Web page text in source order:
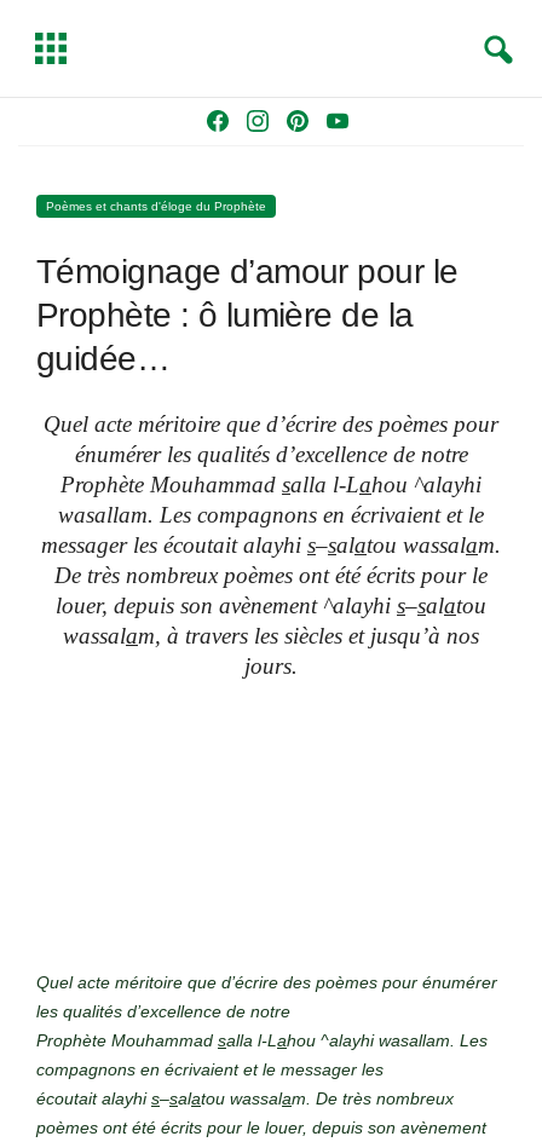
e
o
k
t
g
a
r
s
Y
b
T
g
e
a
Poèmes et chants d'éloge du Prophète
Témoignage d’amour pour le
Prophète : ô lumière de la
guidée…
Quel acte méritoire que d’écrire des poèmes pour
énumérer les qualités d’excellence de notre
Prophète Mouhammad salla l-Lahou ^alayhi
wasallam. Les compagnons en écrivaient et le
messager les écoutait alayhi s–salatou wassalam.
De très nombreux poèmes ont été écrits pour le
louer, depuis son avènement ^alayhi s–salatou
wassalam, à travers les siècles et jusqu’à nos
jours.
Quel acte méritoire que d’écrire des poèmes pour énumérer
les qualités d’excellence de notre
Prophète Mouhammad salla l-L ahou ^alayhi wasallam. Les
compagnons en écrivaient et le messager les
écoutait alayhis–salatou wassalam. De très nombreux
poèmes ont été écrits pour le louer, depuis son avènement